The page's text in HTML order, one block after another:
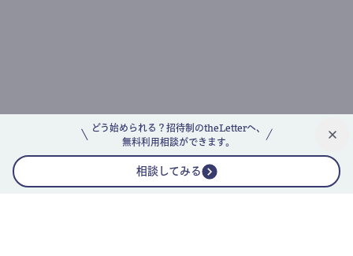
どう始められる？招待制のtheLetterへ、
無料利用相談ができます。
相談してみる